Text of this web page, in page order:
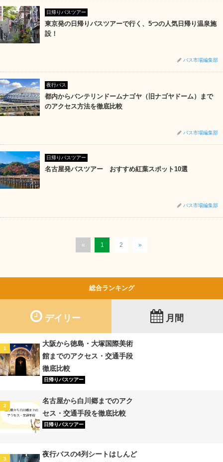
日帰りバスツアー
東京発の日帰りバスツアーで行く、5つの人気日帰り温泉施
設！
バス市場編集部
夜行バス
都内からバンテリンドームナゴヤ（旧ナゴヤドーム）まで
のアクセス方法を徹底比較
バス市場編集部
日帰りバスツアー
名古屋発バスツアー おすすめ紅葉スポット10選
バス市場編集部
« 1 2 »
総合ランキング
デイリー 月間
1
大阪から徳島・大塚国際美術
館までのアクセス・交通手段
徹底比較
日帰りバスツアー
2
名古屋から白川郷までのアク
セス・交通手段を徹底比較
日帰りバスツアー
3
夜行バスの4列シートはしんど